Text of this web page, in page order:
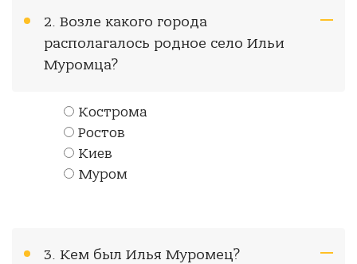
2. Возле какого города
располагалось родное село Ильи
Муромца?
Кострома
Ростов
Киев
Муром
3. Кем был Илья Муромец?